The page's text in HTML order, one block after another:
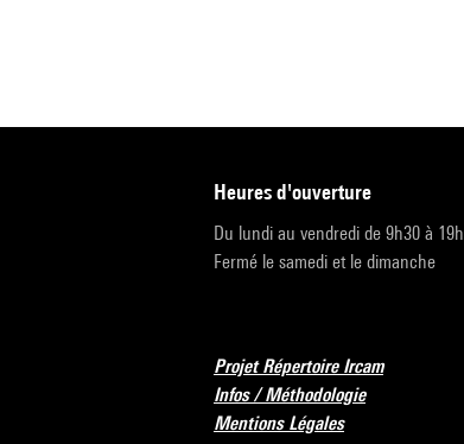
heures d'ouverture
Du lundi au vendredi de 9h30 à 19h
Fermé le samedi et le dimanche
Projet Répertoire Ircam
Infos / Méthodologie
Mentions Légales